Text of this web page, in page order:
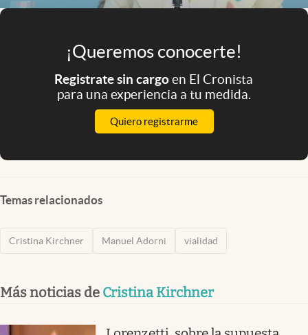
¡Queremos conocerte!
Registrate sin cargoen El Cronista
para una experiencia a tu medida.
Quiero registrarme
Temas relacionados
Cristina Kirchner Manuel Adorni vialidad
Más noticias de Cristina Kirchner